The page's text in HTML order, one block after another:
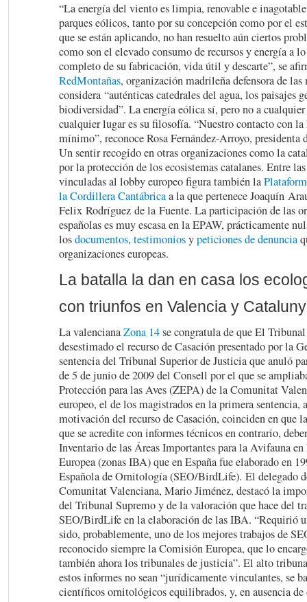
“La energía del viento es limpia, renovable e
parques eólicos, tanto por su concepción como por el
que se están aplicando, no han resuelto aún ciertos
como son el elevado consumo de recursos y energía a
completo de su fabricación, vida útil y descarte”, se
RedMontañas, organización madrileña defensora de las
considera “auténticas catedrales del agua, los paisajes
biodiversidad”. La energía eólica sí, pero no a
cualquier lugar es su filosofía. “Nuestro contacto con la
mínimo”, reconoce Rosa Fernández-Arroyo, presidenta
Un sentir recogido en otras organizaciones como la
por la protección de los ecosistemas catalanes. Entre
vinculadas al lobby europeo figura también la
la Cordillera Cantábricaa la que pertenece Joaquín
Felix Rodríguez de la Fuente. La participación de las
españolas es muy escasa en la EPAW, prácticamente
losdocumentos, testimoniosypeticiones de denuncia
organizaciones europeas.
La batalla la dan en casa los
con triunfos en Valencia y
La valencianaZona 14se congratula de que El
desestimado el recurso de Casación presentado por la
sentencia del Tribunal Superior de Justicia que anuló
de 5 de junio de 2009 del Consell por el que se
Protección para las Aves (ZEPA) de la Comunitat
europeo, el de los magistrados en la primera sentencia,
motivación del recurso de Casación, coinciden en que
que se acredite con informes técnicos en contrario,
Inventario de las Áreas Importantes para la Avifauna
Europea (zonas IBA) que en España fue elaborado en
Española de Ornitología (SEO/BirdLife). El delegado
Comunitat Valenciana, Mario Jiménez, destacó la
del Tribunal Supremo y de la valoración que hace del
SEO/BirdLife en la elaboración de las IBA. “Requirió
sido, probablemente, uno de los mejores trabajos de
reconocido siempre la Comisión Europea, que lo
también ahora los tribunales de justicia”. El alto
estos informes no sean “jurídicamente vinculantes, se
científicos ornitológicos equilibrados, y, en ausencia de